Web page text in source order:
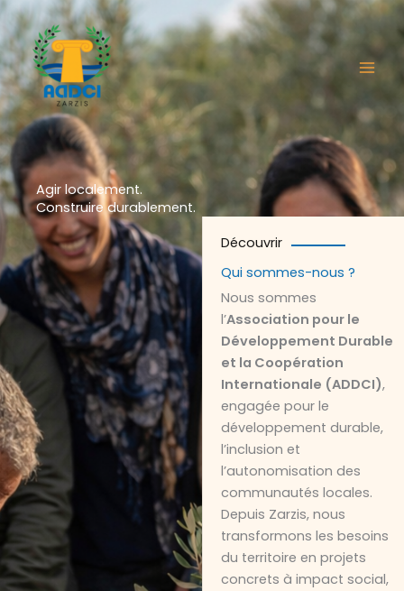
Aller
au
contenu
Agir localement.
Construire durablement.
Découvrir
Qui sommes-nous ?
Nous sommes
l’Association pour le
Développement Durable
et la Coopération
Internationale (ADDCI),
engagée pour le
développement durable,
l’inclusion et
l’autonomisation des
communautés locales.
Depuis Zarzis, nous
transformons les besoins
du territoire en projets
concrets à impact social,